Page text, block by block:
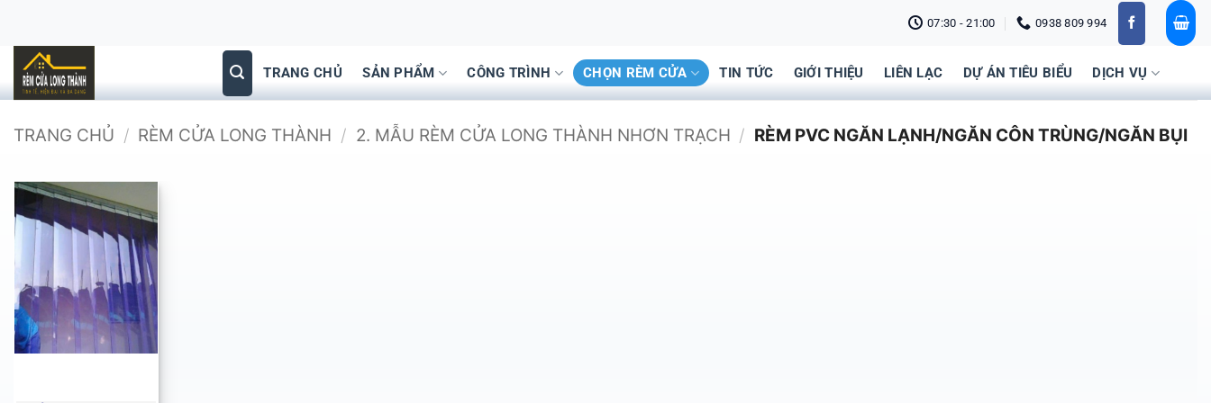
dung
07:30 - 21:00 0938 809 994
TRANG CHỦ SẢN PHẨM CÔNG TRÌNH CHỌN RÈM CỬA TIN TỨC GIỚI THIỆU LIÊN LẠC DỰ ÁN TIÊU BIỂU DỊCH VỤ
TRANG CHỦ / RÈM CỬA LONG THÀNH / 2. MẪU RÈM CỬA LONG THÀNH NHƠN TRẠCH / RÈM PVC NGĂN LẠNH/NGĂN CÔN TRÙNG/NGĂN BỤI